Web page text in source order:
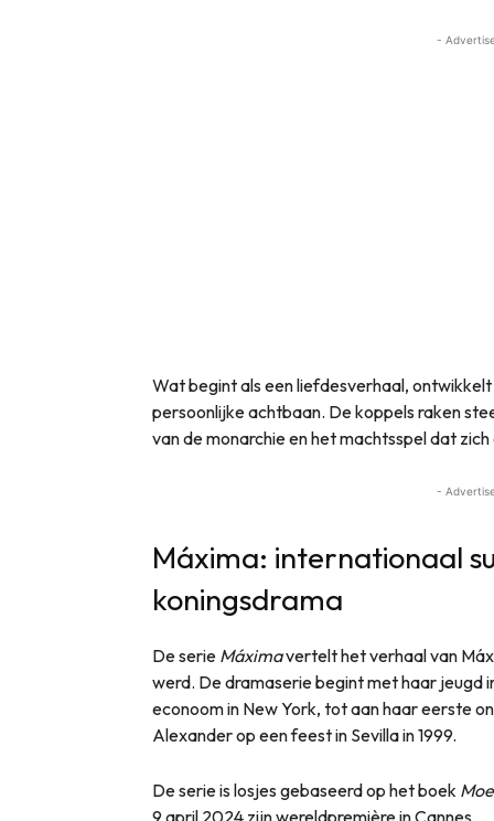
-
Wat begint als een liefdesverhaal,
persoonlijke achtbaan. De koppels raken
van de monarchie en het machtsspel dat
-
Máxima: internationaal
koningsdrama
De serie Máximavertelt het verhaal van
werd. De dramaserie begint met haar jeugd
econoom in New York, tot aan haar eerste
Alexander op een feest in Sevilla in 1999.
De serie is losjes gebaseerd op het boek